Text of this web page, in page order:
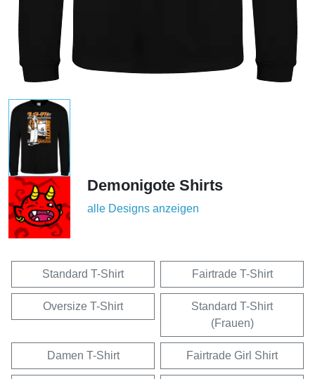
Demonigote Shirts
alle Designs anzeigen
Standard T-Shirt Fairtrade T-Shirt
Oversize T-Shirt
Standard T-Shirt
(Frauen)
Damen T-Shirt Fairtrade Girl Shirt